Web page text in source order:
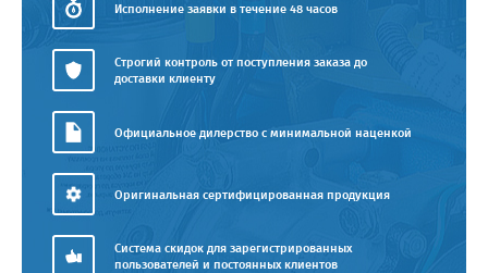
Исполнение заявки в течение 48 часов
Строгий контроль от поступления заказа до
доставки клиенту
Официальное дилерство с минимальной наценкой
Оригинальная сертифицированная продукция
Система скидок для зарегистрированных
пользователей и постоянных клиентов